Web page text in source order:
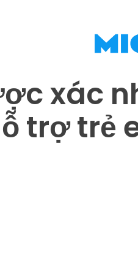
xác
trợ trẻ